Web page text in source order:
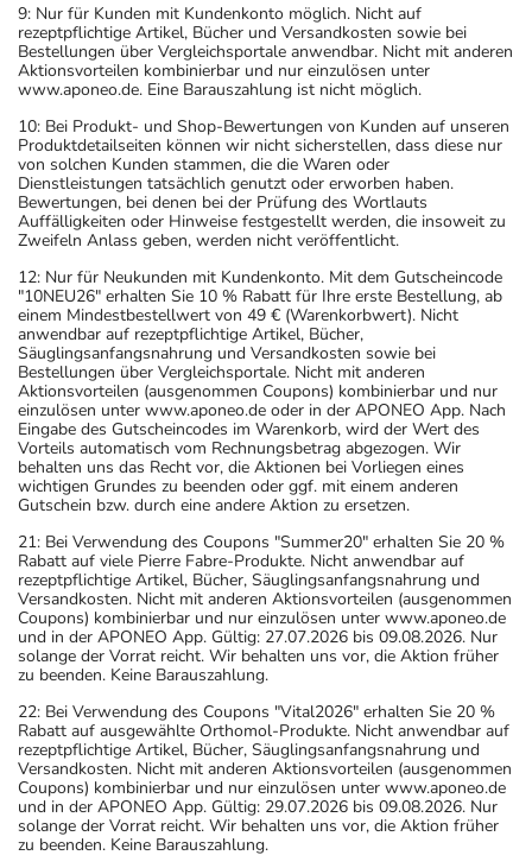
9: Nur für Kunden mit Kundenkonto möglich. Nicht auf
rezeptpflichtige Artikel, Bücher und Versandkosten sowie bei
Bestellungen über Vergleichsportale anwendbar. Nicht mit anderen
Aktionsvorteilen kombinierbar und nur einzulösen unter
www.aponeo.de. Eine Barauszahlung ist nicht möglich.
10: Bei Produkt- und Shop-Bewertungen von Kunden auf unseren
Produktdetailseiten können wir nicht sicherstellen, dass diese nur
von solchen Kunden stammen, die die Waren oder
Dienstleistungen tatsächlich genutzt oder erworben haben.
Bewertungen, bei denen bei der Prüfung des Wortlauts
Auffälligkeiten oder Hinweise festgestellt werden, die insoweit zu
Zweifeln Anlass geben, werden nicht veröffentlicht.
12: Nur für Neukunden mit Kundenkonto. Mit dem Gutscheincode
"10NEU26" erhalten Sie 10 % Rabatt für Ihre erste Bestellung, ab
einem Mindestbestellwert von 49 € (Warenkorbwert). Nicht
anwendbar auf rezeptpflichtige Artikel, Bücher,
Säuglingsanfangsnahrung und Versandkosten sowie bei
Bestellungen über Vergleichsportale. Nicht mit anderen
Aktionsvorteilen (ausgenommen Coupons) kombinierbar und nur
einzulösen unter www.aponeo.de oder in der APONEO App. Nach
Eingabe des Gutscheincodes im Warenkorb, wird der Wert des
Vorteils automatisch vom Rechnungsbetrag abgezogen. Wir
behalten uns das Recht vor, die Aktionen bei Vorliegen eines
wichtigen Grundes zu beenden oder ggf. mit einem anderen
Gutschein bzw. durch eine andere Aktion zu ersetzen.
21: Bei Verwendung des Coupons "Summer20" erhalten Sie 20 %
Rabatt auf viele Pierre Fabre-Produkte. Nicht anwendbar auf
rezeptpflichtige Artikel, Bücher, Säuglingsanfangsnahrung und
Versandkosten. Nicht mit anderen Aktionsvorteilen (ausgenommen
Coupons) kombinierbar und nur einzulösen unter www.aponeo.de
und in der APONEO App. Gültig: 27.07.2026 bis 09.08.2026. Nur
solange der Vorrat reicht. Wir behalten uns vor, die Aktion früher
zu beenden. Keine Barauszahlung.
22: Bei Verwendung des Coupons "Vital2026" erhalten Sie 20 %
Rabatt auf ausgewählte Orthomol-Produkte. Nicht anwendbar auf
rezeptpflichtige Artikel, Bücher, Säuglingsanfangsnahrung und
Versandkosten. Nicht mit anderen Aktionsvorteilen (ausgenommen
Coupons) kombinierbar und nur einzulösen unter www.aponeo.de
und in der APONEO App. Gültig: 29.07.2026 bis 09.08.2026. Nur
solange der Vorrat reicht. Wir behalten uns vor, die Aktion früher
zu beenden. Keine Barauszahlung.